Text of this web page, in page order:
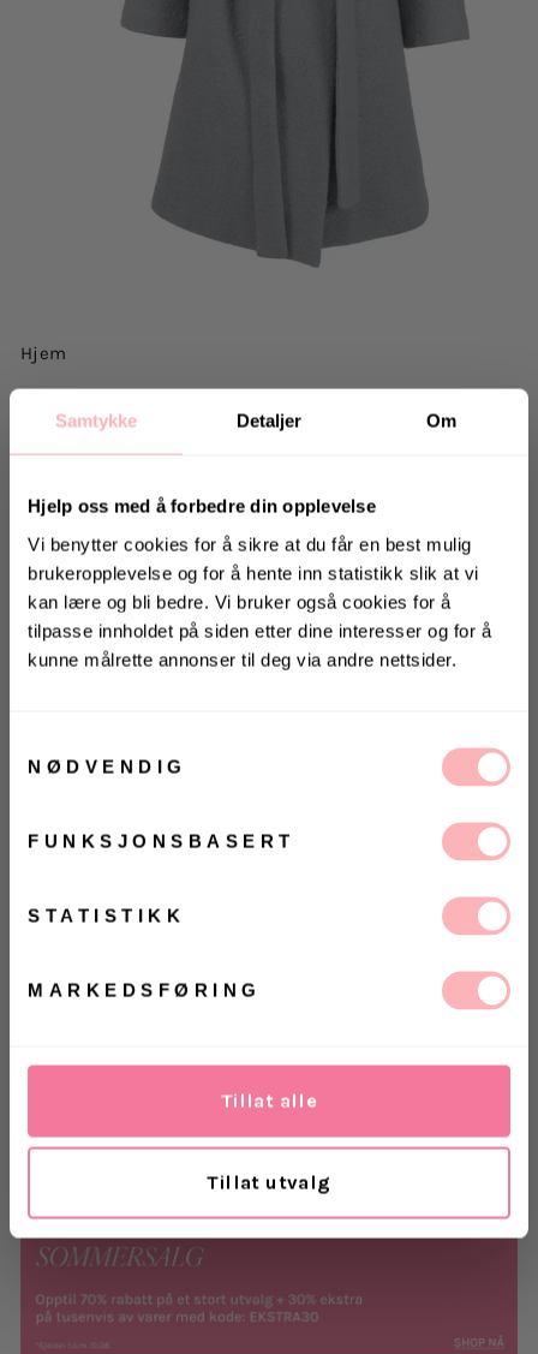
Samtykke Detaljer Om
Hjelp oss med å forbedre din opplevelse
Vi benytter cookies for å sikre at du får en best mulig
brukeropplevelse og for å hente inn statistikk slik at vi
kan lære og bli bedre. Vi bruker også cookies for å
tilpasse innholdet på siden etter dine interesser og for å
kunne målrette annonser til deg via andre nettsider.
NØDVENDIG
FUNKSJONSBASERT
STATISTIKK
MARKEDSFØRING
Tillat alle
Tillat utvalg
Hjem
ARNIESAYS
Lyseblå Arniesays: Hudson Ytterplagg
Opprinnelig
Gratis bytte
VELG STØRRELSE
Betal med
En klassisk kåpe med fin tekstur i overflaten. Bred
55% Polyester
Levering
MELD MEG PÅ